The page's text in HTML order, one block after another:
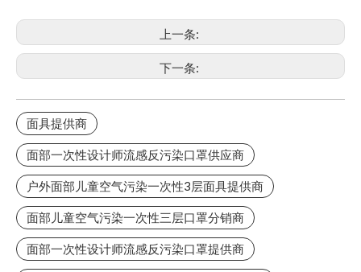
上一条:
下一条:
面具提供商
面部一次性设计师流感反污染口罩供应商
户外面部儿童空气污染一次性3层面具提供商
面部儿童空气污染一次性三层口罩分销商
面部一次性设计师流感反污染口罩提供商